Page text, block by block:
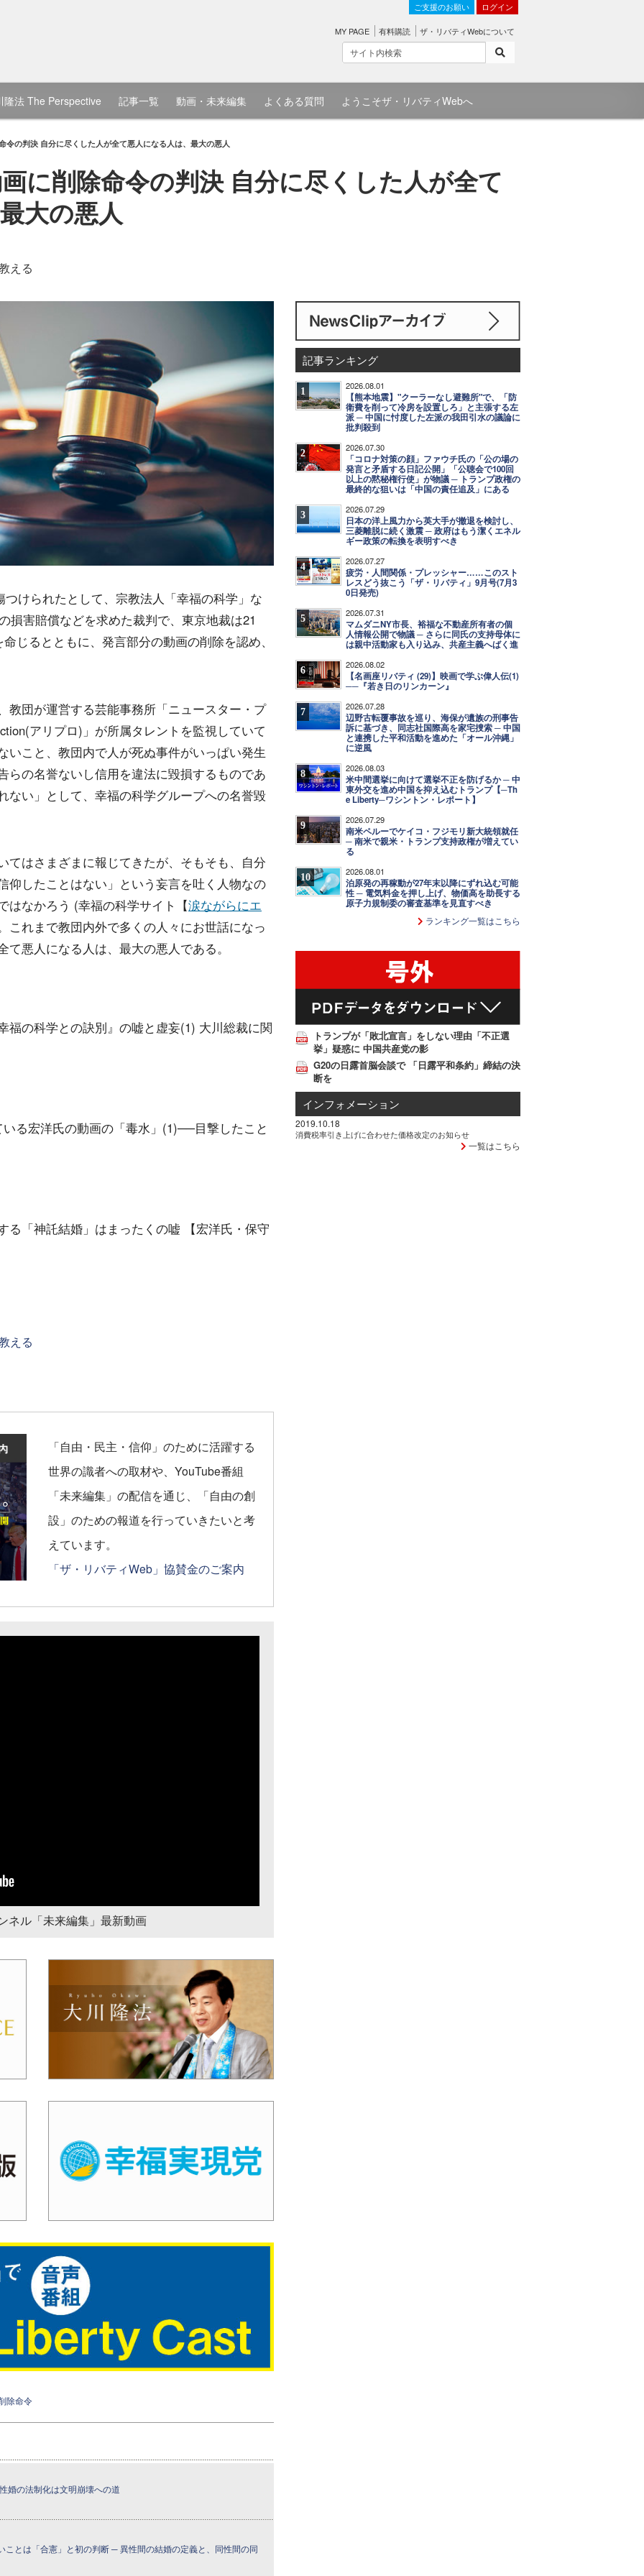
ご支援のお願い ログイン
MY PAGE 有料購読 ザ・リバティWebについて
隆法 The Perspective 記事一覧 動画・未来編集 よくある質問 ようこそザ・リバティWebへ
令の判決 自分に尽くした人が全て悪人になる人は、最大の悪人
に削除命令の判決 自分に尽くした人が全て
大の悪人
える
けられたとして、宗教法人「幸福の科学」な
損害賠償などを求めた裁判で、東京地裁は21
じるとともに、発言部分の動画の削除を認め、
教団が運営する芸能事務所「ニュースター・プ
アリプロ)」が所属タレントを監視していて
いこと、教団内で人が死ぬ事件がいっぱい発生
らの名誉ないし信用を違法に毀損するものであ
ない」として、幸福の科学グループへの名誉毀
てはさまざまに報じてきたが、そもそも、自分
仰したことはない」という妄言を吐く人物なの
はなかろう (幸福の科学サイト【涙ながらにエ
これまで教団内外で多くの人々にお世話になっ
悪人になる人は、最大の悪人である。
福の科学との訣別』の嘘と虚妄(1) 大川総裁に関
る宏洋氏の動画の「毒水」(1)──目撃したこと
る「神託結婚」はまったくの嘘 【宏洋氏・保守
える
「自由・民主・信仰」のために活躍する
世界の識者への取材や、YouTube番組
「未来編集」の配信を通じ、「自由の創
設」のための報道を行っていきたいと考
えています。
「ザ・リバティWeb」協賛金のご案内
ネル「未来編集」最新動画
除命令
婚の法制化は文明崩壊への道
ことは「合憲」と初の判断 ─ 異性間の結婚の定義と、同性間の同
記事ランキング
1 2026.08.01
【熊本地震】"クーラーなし避難所"で、「防
衛費を削って冷房を設置しろ」と主張する左
派 ─ 中国に忖度した左派の我田引水の議論に
批判殺到
2 2026.07.30
「コロナ対策の顔」ファウチ氏の「公の場の
発言と矛盾する日記公開」「公聴会で100回
以上の黙秘権行使」が物議 ─ トランプ政権の
最終的な狙いは「中国の責任追及」にある
3 2026.07.29
日本の洋上風力から英大手が撤退を検討し、
三菱離脱に続く激震 ─ 政府はもう潔くエネル
ギー政策の転換を表明すべき
4 2026.07.27
疲労・人間関係・プレッシャー……このスト
レスどう抜こう「ザ・リバティ」9月号(7月3
0日発売)
5 2026.07.31
マムダニNY市長、裕福な不動産所有者の個
人情報公開で物議 ─ さらに同氏の支持母体に
は親中活動家も入り込み、共産主義へばく進
6 2026.08.02
【名画座リバティ (29)】映画で学ぶ偉人伝(1)
──『若き日のリンカーン』
7 2026.07.28
辺野古転覆事故を巡り、海保が遺族の刑事告
訴に基づき、同志社国際高を家宅捜索 ─ 中国
と連携した平和活動を進めた「オール沖縄」
に逆風
8 2026.08.03
米中間選挙に向けて選挙不正を防げるか ─ 中
東外交を進め中国を抑え込むトランプ【─Th
e Liberty─ワシントン・レポート】
9 2026.07.29
南米ペルーでケイコ・フジモリ新大統領就任
─ 南米で親米・トランプ支持政権が増えてい
る
10 2026.08.01
泊原発の再稼動が27年末以降にずれ込む可能
性 ─ 電気料金を押し上げ、物価高を助長する
原子力規制委の審査基準を見直すべき
ランキング一覧はこちら
トランプが「敗北宣言」をしない理由「不正選
挙」疑惑に 中国共産党の影
G20の日露首脳会談で 「日露平和条約」締結の決
断を
インフォメーション
2019.10.18
消費税率引き上げに合わせた価格改定のお知らせ
一覧はこちら